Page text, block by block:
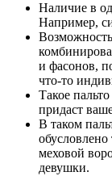
Наличие в
Например,
и фасонов,
что-то
Такое
придаст
В таком
обусловлено
меховой
девушки.